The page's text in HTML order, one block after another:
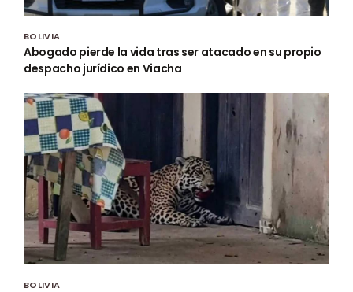
BOLIVIA
Abogado pierde la vida tras ser atacado en su propio
despacho jurídico en Viacha
BOLIVIA